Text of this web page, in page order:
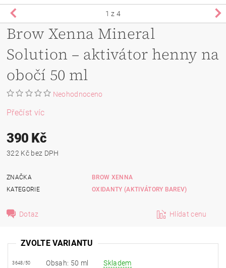
1 z 4
Brow Xenna Mineral
Solution – aktivátor henny na
obočí 50 ml
Neohodnoceno
Přečíst víc
390 Kč
322 Kč bez DPH
ZNAČKA
BROW XENNA
KATEGORIE
OXIDANTY (AKTIVÁTORY BAREV)
Dotaz Hlídat cenu
ZVOLTE VARIANTU
3648/50 Obsah: 50 ml Skladem